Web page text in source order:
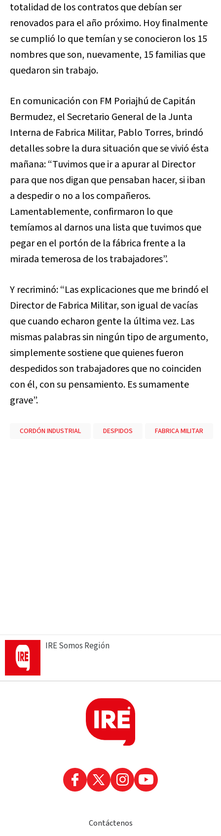
totalidad de los contratos que debían ser
renovados para el año próximo. Hoy finalmente
se cumplió lo que temían y se conocieron los 15
nombres que son, nuevamente, 15 familias que
quedaron sin trabajo.
En comunicación con FM Poriajhú de Capitán
Bermudez, el Secretario General de la Junta
Interna de Fabrica Militar, Pablo Torres, brindó
detalles sobre la dura situación que se vivió ésta
mañana: “Tuvimos que ir a apurar al Director
para que nos digan que pensaban hacer, si iban
a despedir o no a los compañeros.
Lamentablemente, confirmaron lo que
temíamos al darnos una lista que tuvimos que
pegar en el portón de la fábrica frente a la
mirada temerosa de los trabajadores”.
Y recriminó: “Las explicaciones que me brindó el
Director de Fabrica Militar, son igual de vacías
que cuando echaron gente la última vez. Las
mismas palabras sin ningún tipo de argumento,
simplemente sostiene que quienes fueron
despedidos son trabajadores que no coinciden
con él, con su pensamiento. Es sumamente
grave”.
CORDÓN INDUSTRIAL DESPIDOS FABRICA MILITAR
IRE Somos Región
Contáctenos